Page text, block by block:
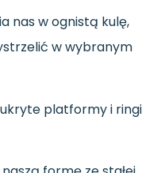
nas w ognistą kulę,
w wybranym
platformy i ringi